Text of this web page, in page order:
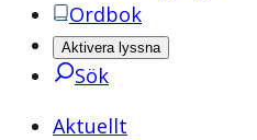
Ordbok
Aktivera lyssna
Sök
Aktuellt